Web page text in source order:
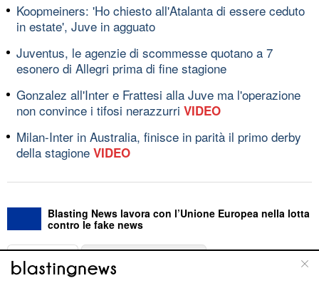
Koopmeiners: 'Ho chiesto all'Atalanta di essere ceduto
in estate', Juve in agguato
Juventus, le agenzie di scommesse quotano a 7
esonero di Allegri prima di fine stagione
Gonzalez all'Inter e Frattesi alla Juve ma l'operazione
non convince i tifosi nerazzurri VIDEO
Milan-Inter in Australia, finisce in parità il primo derby
della stagione VIDEO
Blasting News lavora con l’Unione Europea nella lotta
contro le fake news
ABOUT